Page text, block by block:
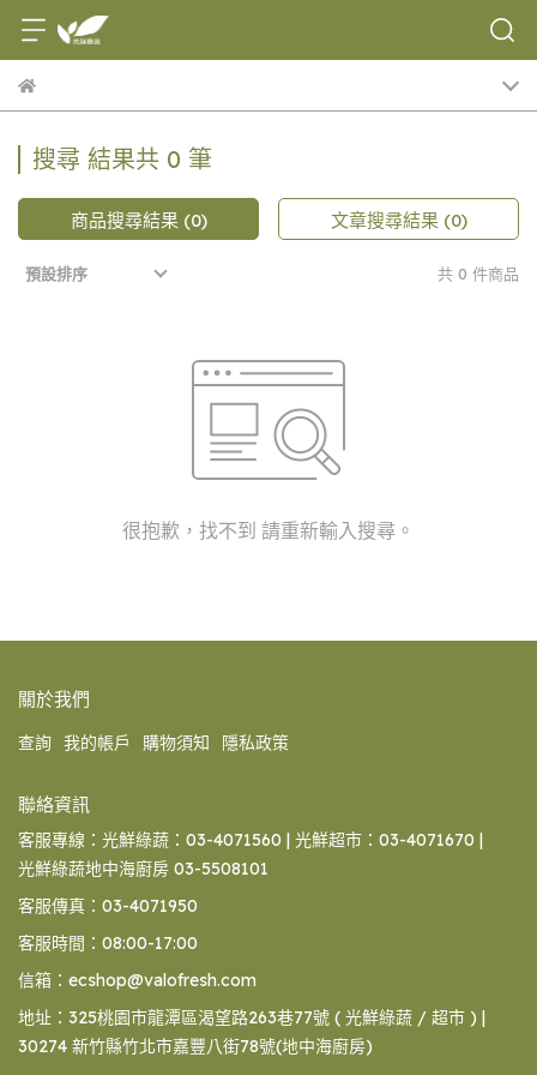
搜尋 結果共 0 筆
商品搜尋結果 (0) 文章搜尋結果 (0)
預設排序 共 0 件商品
很抱歉，找不到 請重新輸入搜尋。
關於我們
查詢 我的帳戶 購物須知 隱私政策
聯絡資訊
客服專線：光鮮綠蔬：03-4071560 | 光鮮超市：03-4071670 |
光鮮綠蔬地中海廚房 03-5508101
客服傳真：03-4071950
客服時間：08:00-17:00
信箱：ecshop@valofresh.com
地址：325桃園市龍潭區渴望路263巷77號 ( 光鮮綠蔬 / 超市 ) |
30274 新竹縣竹北市嘉豐八街78號(地中海廚房)